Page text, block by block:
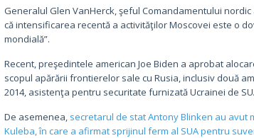
Generalul Glen VanHerck, şeful Comandamentului
că intensificarea recentă a activităţilor Moscovei este o
mondială”.
Recent, preşedintele american Joe Biden a aprobat
scopul apărării frontierelor sale cu Rusia, inclusiv două
2014, asistenţa pentru securitate furnizată Ucrainei de
De asemenea, secretarul de stat Antony Blinken au avut
Kuleba, în care a afirmat sprijinul ferm al SUA pentru